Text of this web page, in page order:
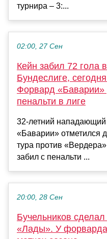
турнира – 3:...
02:00, 27 Сен
Кейн забил 72 гола
Бундеслиге,
Форвард «Баварии»
пенальти в лиге
32-летний нападающий
«Баварии» отметился
тура против
забил с пенальти ...
20:00, 28 Сен
Бучельников сделал
«Лады». У